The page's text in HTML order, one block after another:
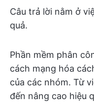
Câu trả lời nằm ở
quả.
Phần mềm phân
cách mạng hóa
của các nhóm. Từ
đến nâng cao hiệu